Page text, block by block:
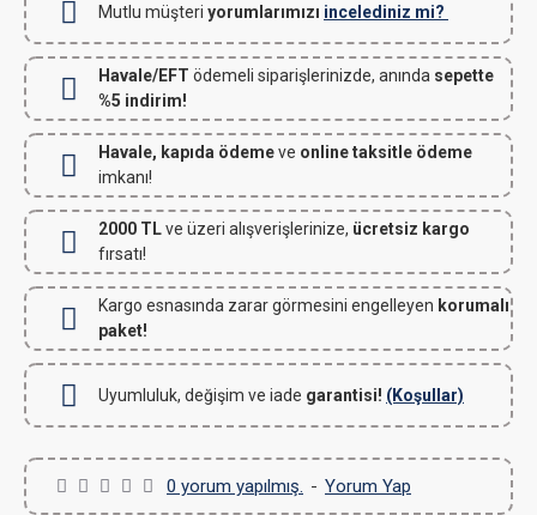
Mutlu müşteri yorumlarımızı incelediniz mi?
Havale/EFT ödemeli siparişlerinizde, anında sepette
%5 indirim!
Havale, kapıda ödemeve online taksitle ödeme
imkanı!
2000 TLve üzeri alışverişlerinize, ücretsiz kargo
fırsatı!
Kargo esnasında zarar görmesini engelleyen korumalı
paket!
Uyumluluk, değişim ve iade garantisi! (Koşullar)
0 yorum yapılmış. - Yorum Yap